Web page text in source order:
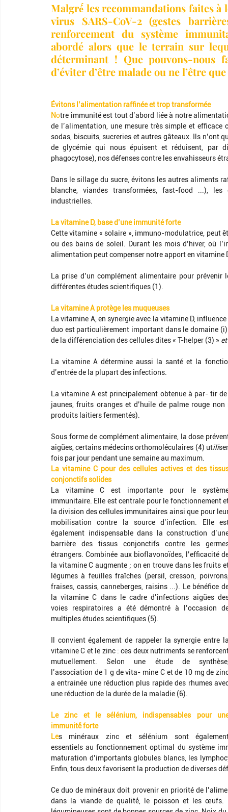
Malgré́ les recommandations faites
virus SARS-CoV-2 (gestes
renforcement du système
abordé alors que le terrain sur
déterminant ! Que pouvons-
d’éviter d’être malade ou ne l’être
Évitons l’alimentation raffinée et trop transformée
Notre immunité est tout d’abord liée à notre
de l’alimentation, une mesure très simple et
sodas, biscuits, sucreries et autres gâteaux. Ils n’ont
de glycémie qui nous épuisent et réduisent, par
phagocytose), nos défenses contre les envahisseurs
Dans le sillage du sucre, évitons les autres aliments
blanche, viandes transformées, fast-food ...),
industrielles.
La vitamine D, base d’une immunité forte
Cette vitamine « solaire », immuno-modulatrice, peut
ou des bains de soleil. Durant les mois d’hiver, où
alimentation peut compenser notre apport en
La prise d’un complément alimentaire pour
différentes études scientifiques (1).
La vitamine A protège les muqueuses
La vitamine A, en synergie avec la vitamine D,
duo est particulièrement important dans le domaine
de la différenciation des cellules dites « T-helper (3) » et
La vitamine A détermine aussi la santé et la
d’entrée de la plupart des infections.
La vitamine A est principalement obtenue à par- tir
jaunes, fruits oranges et d’huile de palme rouge
produits laitiers fermentés).
Sous forme de complément alimentaire, la dose
aigües, certains médecins orthomoléculaires (4) utili
fois par jour pendant une semaine au maximum.
La vitamine C pour des cellules actives et des
conjonctifs solides
La vitamine C est importante pour le
immunitaire. Elle est centrale pour le fonctionnement
la division des cellules immunitaires ainsi que pour
mobilisation contre la source d’infection. Elle
également indispensable dans la construction
barrière des tissus conjonctifs contre les
étrangers. Combinée aux bioflavonoïdes, l’efficacité
la vitamine C augmente ; on en trouve dans les fruits
légumes à feuilles fraîches (persil, cresson,
fraises, cassis, canneberges, raisins ...). Le bénéfice
la vitamine C dans le cadre d’infections aigües
voies respiratoires a été démontré à l’occasion
multiples études scientifiques (5).
Il convient également de rappeler la synergie entre
vitamine C et le zinc : ces deux nutriments se
mutuellement. Selon une étude de
l’association de 1 g de vita- mine C et de 10 mg de
a entrainée une réduction plus rapide des rhumes
une réduction de la durée de la maladie (6).
Le zinc et le sélénium, indispensables pour
immunité́ forte
Les minéraux zinc et sélénium sont
essentiels au fonctionnement optimal du système
maturation d’importants globules blancs, les
Enfin, tous deux favorisent la production de diverses
Ce duo de minéraux doit provenir en priorité de
dans la viande de qualité́, le poisson et les œufs.